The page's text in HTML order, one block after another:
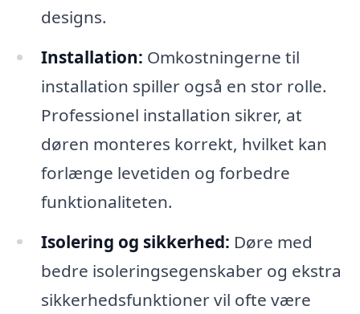
designs.
Installation: Omkostningerne til
installation spiller også en stor rolle.
Professionel installation sikrer, at
døren monteres korrekt, hvilket kan
forlænge levetiden og forbedre
funktionaliteten.
Isolering og sikkerhed: Døre med
bedre isoleringsegenskaber og ekstra
sikkerhedsfunktioner vil ofte være